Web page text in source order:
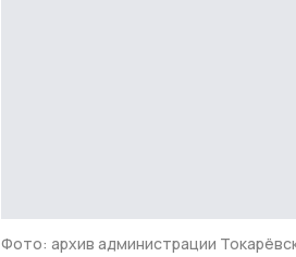
Фото: архив администрации